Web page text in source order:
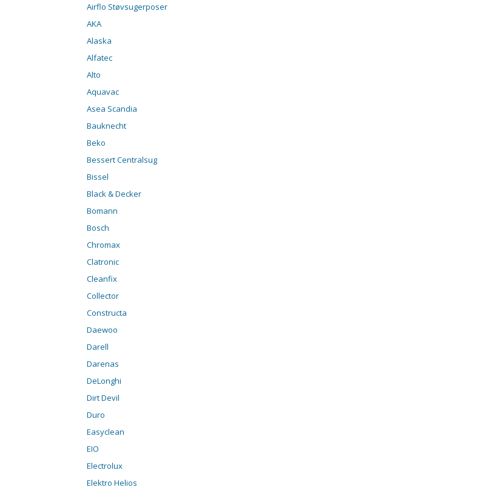
Airflo Støvsugerposer
AKA
Alaska
Alfatec
Alto
Aquavac
Asea Scandia
Bauknecht
Beko
Bessert Centralsug
Bissel
Black & Decker
Bomann
Bosch
Chromax
Clatronic
Cleanfix
Collector
Constructa
Daewoo
Darell
Darenas
DeLonghi
Dirt Devil
Duro
Easyclean
EIO
Electrolux
Elektro Helios